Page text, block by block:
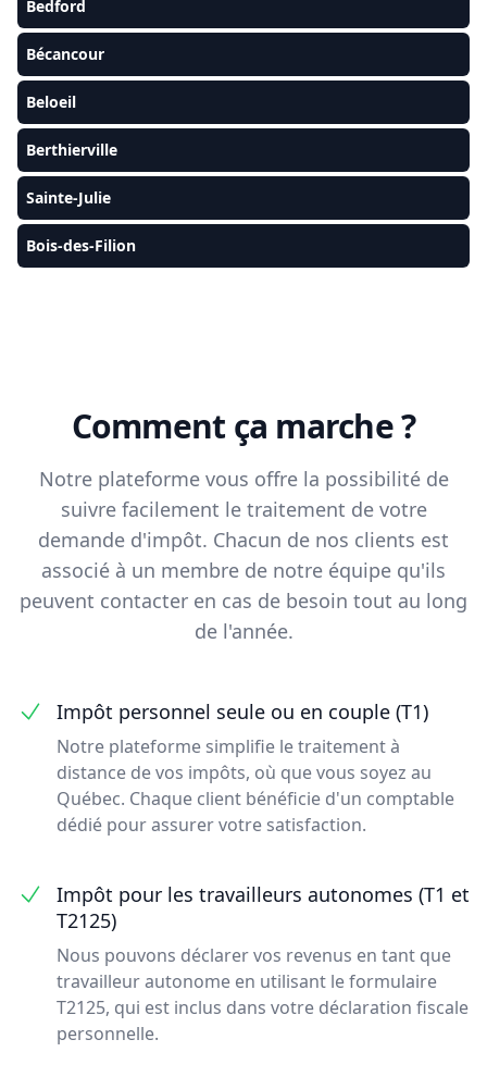
Bedford
Bécancour
Beloeil
Berthierville
Sainte-Julie
Bois-des-Filion
Comment ça marche ?
Notre plateforme vous offre la possibilité de
suivre facilement le traitement de votre
demande d'impôt. Chacun de nos clients est
associé à un membre de notre équipe qu'ils
peuvent contacter en cas de besoin tout au long
de l'année.
Impôt personnel seule ou en couple (T1)
Notre plateforme simplifie le traitement à
distance de vos impôts, où que vous soyez au
Québec. Chaque client bénéficie d'un comptable
dédié pour assurer votre satisfaction.
Impôt pour les travailleurs autonomes (T1 et
T2125)
Nous pouvons déclarer vos revenus en tant que
travailleur autonome en utilisant le formulaire
T2125, qui est inclus dans votre déclaration fiscale
personnelle.